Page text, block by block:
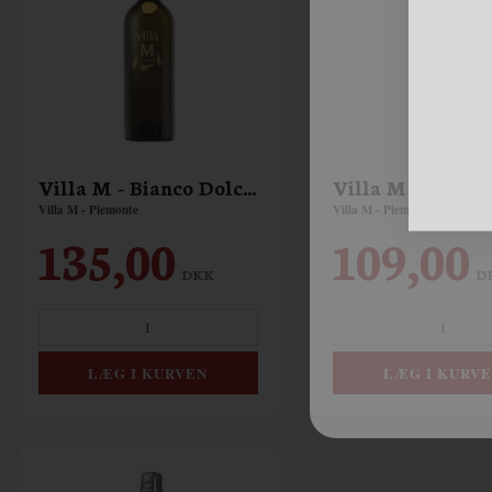
Villa M - Bianco Dolce - Moscato
Villa M - Piemonte
135,00 DKK
Villa M - Peach
Villa M - Piemonte
109,00